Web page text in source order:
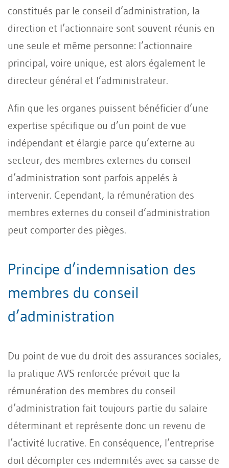
constitués par le conseil d’administration, la
direction et l’actionnaire sont souvent réunis en
une seule et même personne: l’actionnaire
principal, voire unique, est alors également le
directeur général et l’administrateur.
Afin que les organes puissent bénéficier d’une
expertise spécifique ou d’un point de vue
indépendant et élargie parce qu’externe au
secteur, des membres externes du conseil
d’administration sont parfois appelés à
intervenir. Cependant, la rémunération des
membres externes du conseil d’administration
peut comporter des pièges.
Principe d’indemnisation des
membres du conseil
d’administration
Du point de vue du droit des assurances sociales,
la pratique AVS renforcée prévoit que la
rémunération des membres du conseil
d’administration fait toujours partie du salaire
déterminant et représente donc un revenu de
l’activité lucrative. En conséquence, l’entreprise
doit décompter ces indemnités avec sa caisse de